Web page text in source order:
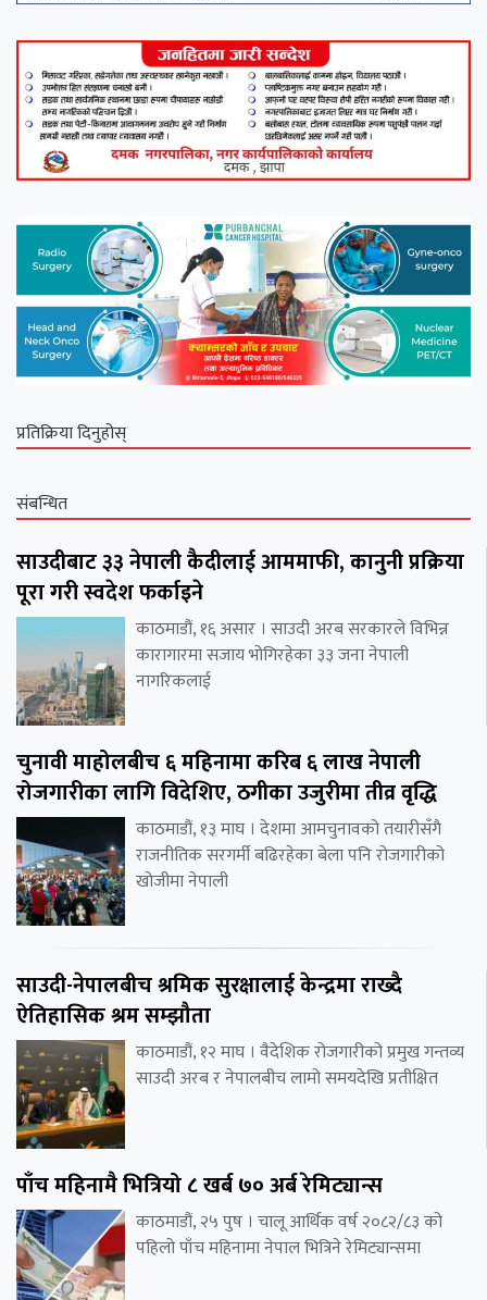
प्रतिक्रिया दिनुहोस्
संबन्धित
साउदीबाट ३३ नेपाली कैदीलाई आममाफी, कानुनी प्रक्रिया
पूरा गरी स्वदेश फर्काइने
काठमाडौं, १६ असार । साउदी अरब सरकारले विभिन्न
कारागारमा सजाय भोगिरहेका ३३ जना नेपाली
नागरिकलाई
चुनावी माहोलबीच ६ महिनामा करिब ६ लाख नेपाली
रोजगारीका लागि विदेशिए, ठगीका उजुरीमा तीव्र वृद्धि
काठमाडौं, १३ माघ । देशमा आमचुनावको तयारीसँगै
राजनीतिक सरगर्मी बढिरहेका बेला पनि रोजगारीको
खोजीमा नेपाली
साउदी-नेपालबीच श्रमिक सुरक्षालाई केन्द्रमा राख्दै
ऐतिहासिक श्रम सम्झौता
काठमाडौं, १२ माघ । वैदेशिक रोजगारीको प्रमुख गन्तव्य
साउदी अरब र नेपालबीच लामो समयदेखि प्रतीक्षित
पाँच महिनामै भित्रियो ८ खर्ब ७० अर्ब रेमिट्यान्स
काठमाडौं, २५ पुष । चालू आर्थिक वर्ष २०८२/८३ को
पहिलो पाँच महिनामा नेपाल भित्रिने रेमिट्यान्समा